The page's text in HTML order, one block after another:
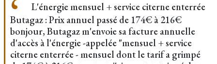
L'énergie mensuel + service citerne enterrée
Butagaz : Prix annuel passé de 174€ à 216€
bonjour, Butagaz m'envoie sa facture annuelle
d'accès à l'énergie -appelée "mensuel + service
citerne enterrée - mensuel dont le tarif a grimpé